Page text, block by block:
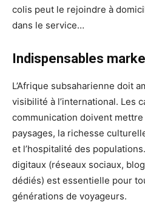
colis peut le rejoindre à
dans le service…
Indispensables
L’Afrique subsaharienne doit
visibilité à l’international. Les
communication doivent
paysages, la richesse
et l’hospitalité des
digitaux (réseaux sociaux,
dédiés) est essentielle pour
générations de voyageurs.